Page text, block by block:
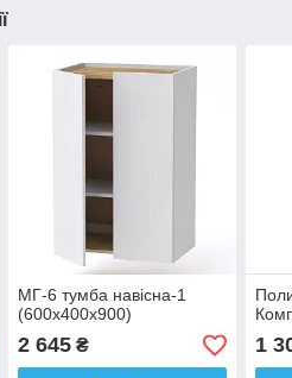
МГ-6 тумба навісна-1
(600х400х900)
2 645₴ 1